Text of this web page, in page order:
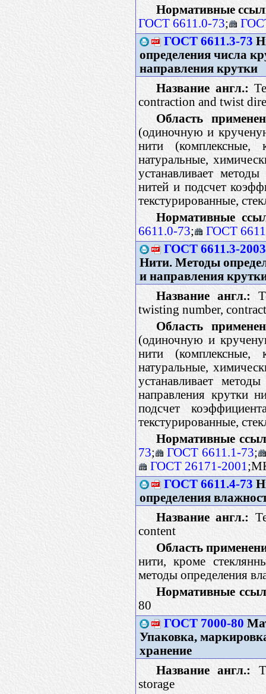
Нормативные
ГОСТ 6611.0-73;
ГОСТ 6611.3-73
определения числа
направления крутки
Название англ.:
contraction and twist
Область
(одиночную и
нити (комплексные,
натуральные,
устанавливает
нитей и подсчет
текстурированные,
Нормативные
6611.0-73;
ГОСТ
ГОСТ 6611.3-2003
Нити. Методы
и направления
Название англ.:
twisting number,
Область
(одиночную и
нити (комплексные,
натуральные,
устанавливает
направления крутки
подсчет
текстурированные,
Нормативные
73; ГОСТ 6611.1-73;
ГОСТ 26171-2001
ГОСТ 6611.4-73
определения
Название англ.:
content
Область
нити, кроме
методы определения
Нормативные
80
ГОСТ 7000-80
Упаковка,
хранение
Название англ.:
storage